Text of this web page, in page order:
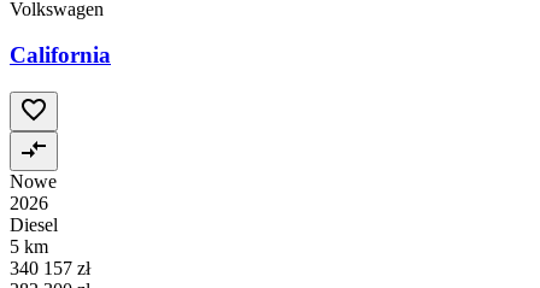
Volkswagen
California
Nowe
2026
Diesel
5 km
340 157 zł